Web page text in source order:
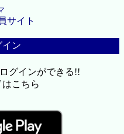
サイト
イン
グインができる!!
こちら